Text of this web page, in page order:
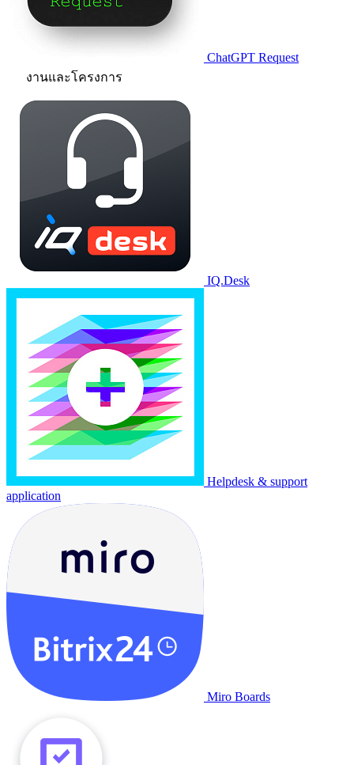
ChatGPT Request
งานและโครงการ
IQ.Desk
Helpdesk & support
application
Miro Boards